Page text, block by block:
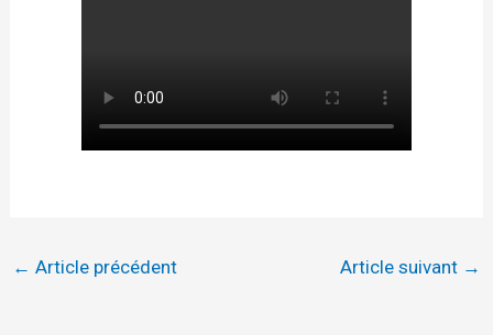
← Article précédent Article suivant →